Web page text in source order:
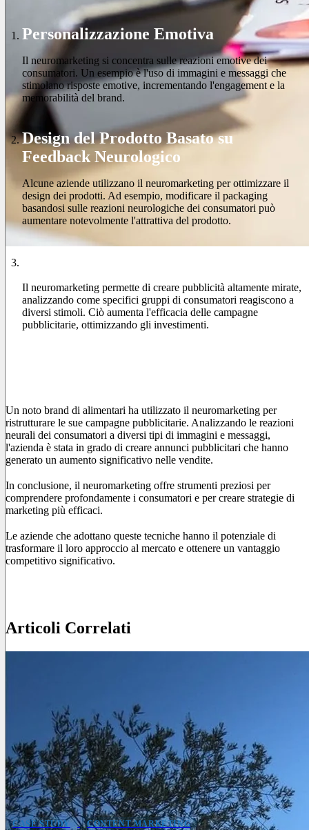
Personalizzazione Emotiva
Il neuromarketing si concentra sulle reazioni emotive dei
consumatori. Un esempio è l'uso di immagini e messaggi che
stimolano risposte emotive, incrementando l'engagement e la
memorabilità del brand.
Design del Prodotto Basato su
Feedback Neurologico
Alcune aziende utilizzano il neuromarketing per ottimizzare il
design dei prodotti. Ad esempio, modificare il packaging
basandosi sulle reazioni neurologiche dei consumatori può
aumentare notevolmente l'attrattiva del prodotto.
Il neuromarketing permette di creare pubblicità altamente mirate,
analizzando come specifici gruppi di consumatori reagiscono a
diversi stimoli. Ciò aumenta l'efficacia delle campagne
pubblicitarie, ottimizzando gli investimenti.
Un noto brand di alimentari ha utilizzato il neuromarketing per
ristrutturare le sue campagne pubblicitarie. Analizzando le reazioni
neurali dei consumatori a diversi tipi di immagini e messaggi,
l'azienda è stata in grado di creare annunci pubblicitari che hanno
generato un aumento significativo nelle vendite.
In conclusione, il neuromarketing offre strumenti preziosi per
comprendere profondamente i consumatori e per creare strategie di
marketing più efficaci.
Le aziende che adottano queste tecniche hanno il potenziale di
trasformare il loro approccio al mercato e ottenere un vantaggio
competitivo significativo.
Articoli Correlati
CASE STUDY CONTENT MARKETING